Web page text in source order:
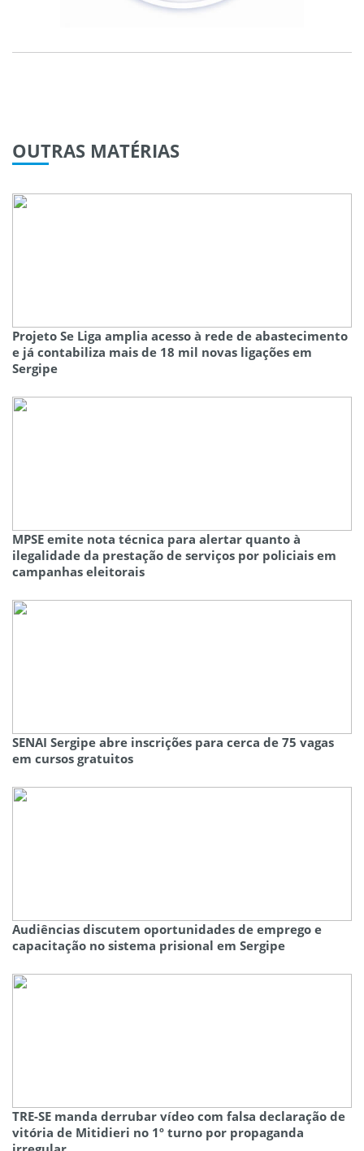
OUTRAS MATÉRIAS
Projeto Se Liga amplia acesso à rede de abastecimento
e já contabiliza mais de 18 mil novas ligações em
Sergipe
MPSE emite nota técnica para alertar quanto à
ilegalidade da prestação de serviços por policiais em
campanhas eleitorais
SENAI Sergipe abre inscrições para cerca de 75 vagas
em cursos gratuitos
Audiências discutem oportunidades de emprego e
capacitação no sistema prisional em Sergipe
TRE-SE manda derrubar vídeo com falsa declaração de
vitória de Mitidieri no 1º turno por propaganda